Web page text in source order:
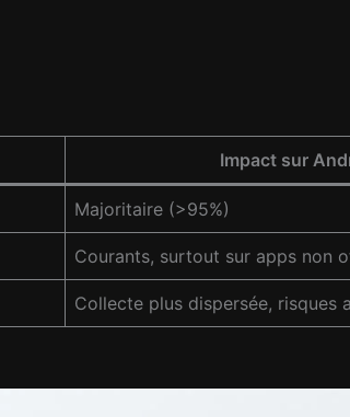
Impact sur
Majoritaire (>95%)
Courants, surtout sur apps non
Collecte plus dispersée, risques